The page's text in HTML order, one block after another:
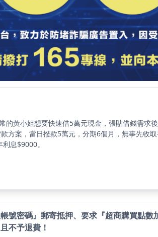
的黃小姐想要快速借5萬元現金，張貼借錢需求
方案，當日撥款5萬元，分期6個月，無事先收
息$9000。
號密碼』郵寄抵押、要求『超商購買點
不予退費！